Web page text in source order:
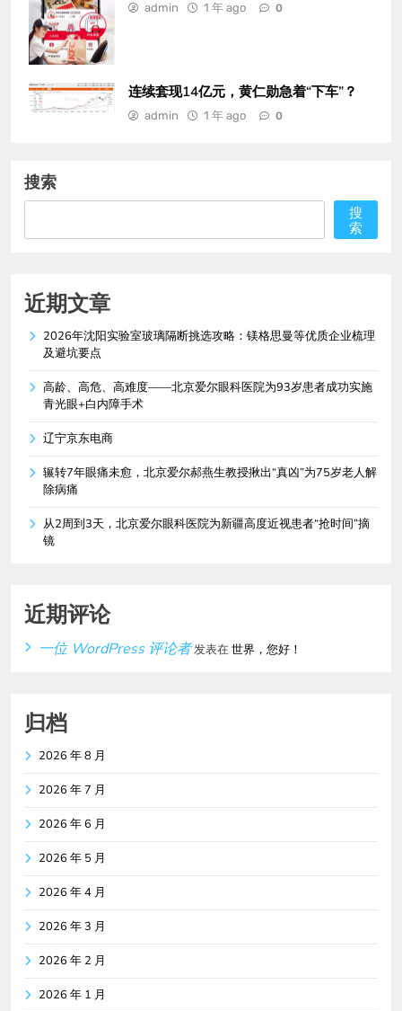
admin 1 年 ago 0
连续套现14亿元，黄仁勋急着“下车”？
admin 1 年 ago 0
搜索
搜
索
近期文章
2026年沈阳实验室玻璃隔断挑选攻略：镁格思曼等优质企业梳理
及避坑要点
高龄、高危、高难度——北京爱尔眼科医院为93岁患者成功实施
青光眼+白内障手术
辽宁京东电商
辗转7年眼痛未愈，北京爱尔郝燕生教授揪出“真凶”为75岁老人解
除病痛
从2周到3天，北京爱尔眼科医院为新疆高度近视患者“抢时间”摘
镜
近期评论
一位 WordPress 评论者发表在世界，您好！
归档
2026 年 8 月
2026 年 7 月
2026 年 6 月
2026 年 5 月
2026 年 4 月
2026 年 3 月
2026 年 2 月
2026 年 1 月